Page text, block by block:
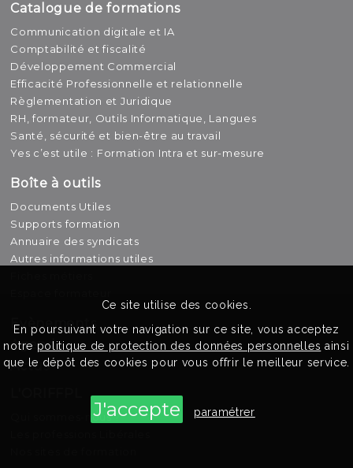
Catalogue de formations
Communication digitale et IA
Comptabilité et fiscalité
Développement Commercial
Efficacité Professionnelle et relationnelle
Règlementation et Juridique
RH, formateur, Outils Informatique, Langues
Santé, sécurité et bien-être au travail
Yes c’est utile : Formation Intra et sur-mesure
Boîte à outils
Documents Utiles
Supports formation
Annuaire des syndicats
Autres informations utiles
Evènements
Agenda
Actus
Qui sommes-nous ?
Ce site utilise des cookies.
En poursuivant votre navigation sur ce site, vous acceptez
notre politique de protection des données personnelles ainsi
que le dépôt des cookies pour vous offrir le meilleur service.
paramétrer